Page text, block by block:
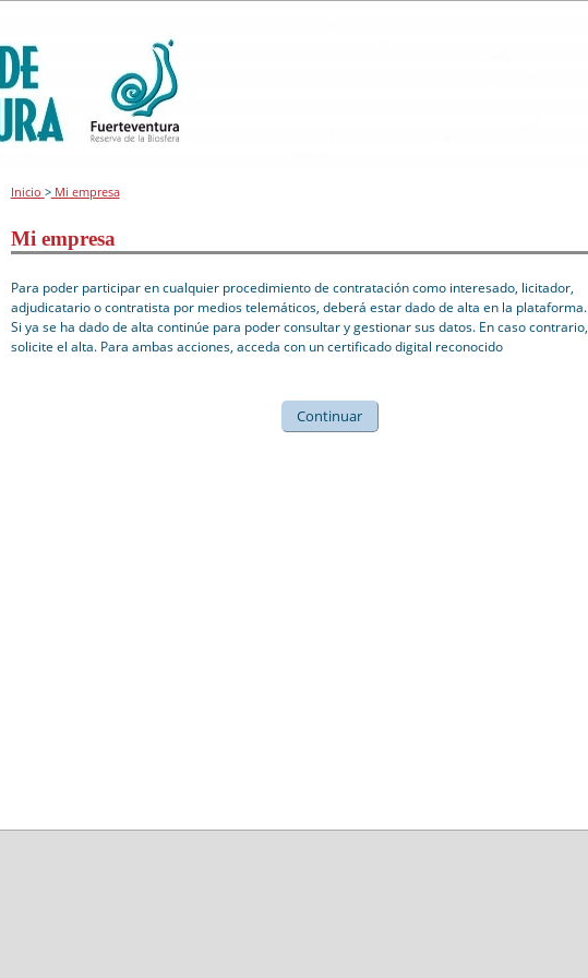
Inicio >Mi empresa
Mi empresa
Para poder participar en cualquier procedimiento de contratación como interesado, licitador,
adjudicatario o contratista por medios telemáticos, deberá estar dado de alta en la plataforma.
Si ya se ha dado de alta continúe para poder consultar y gestionar sus datos. En caso contrario,
solicite el alta. Para ambas acciones, acceda con un certificado digital reconocido
Continuar